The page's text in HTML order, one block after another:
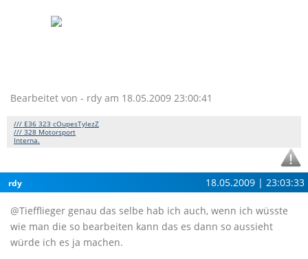
Bearbeitet von - rdy am 18.05.2009 23:00:41
/// E36 323 cOupesTylezZ
/// 328 Motorsport
Interna.
rdy 18.05.2009 | 23:03:33
@Tiefflieger genau das selbe hab ich auch, wenn ich wüsste
wie man die so bearbeiten kann das es dann so aussieht
würde ich es ja machen.